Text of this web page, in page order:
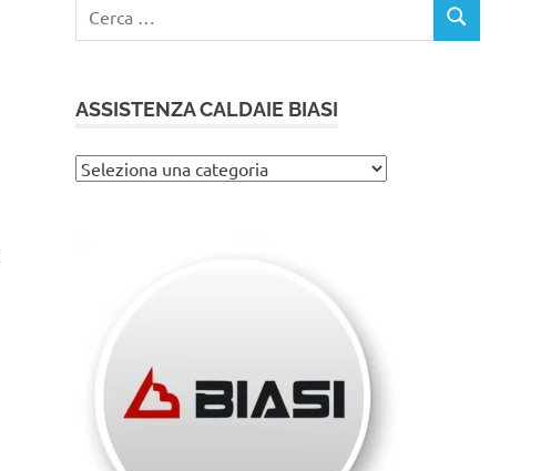
per:
CERCA
ASSISTENZA CALDAIE BIASI
Assistenza